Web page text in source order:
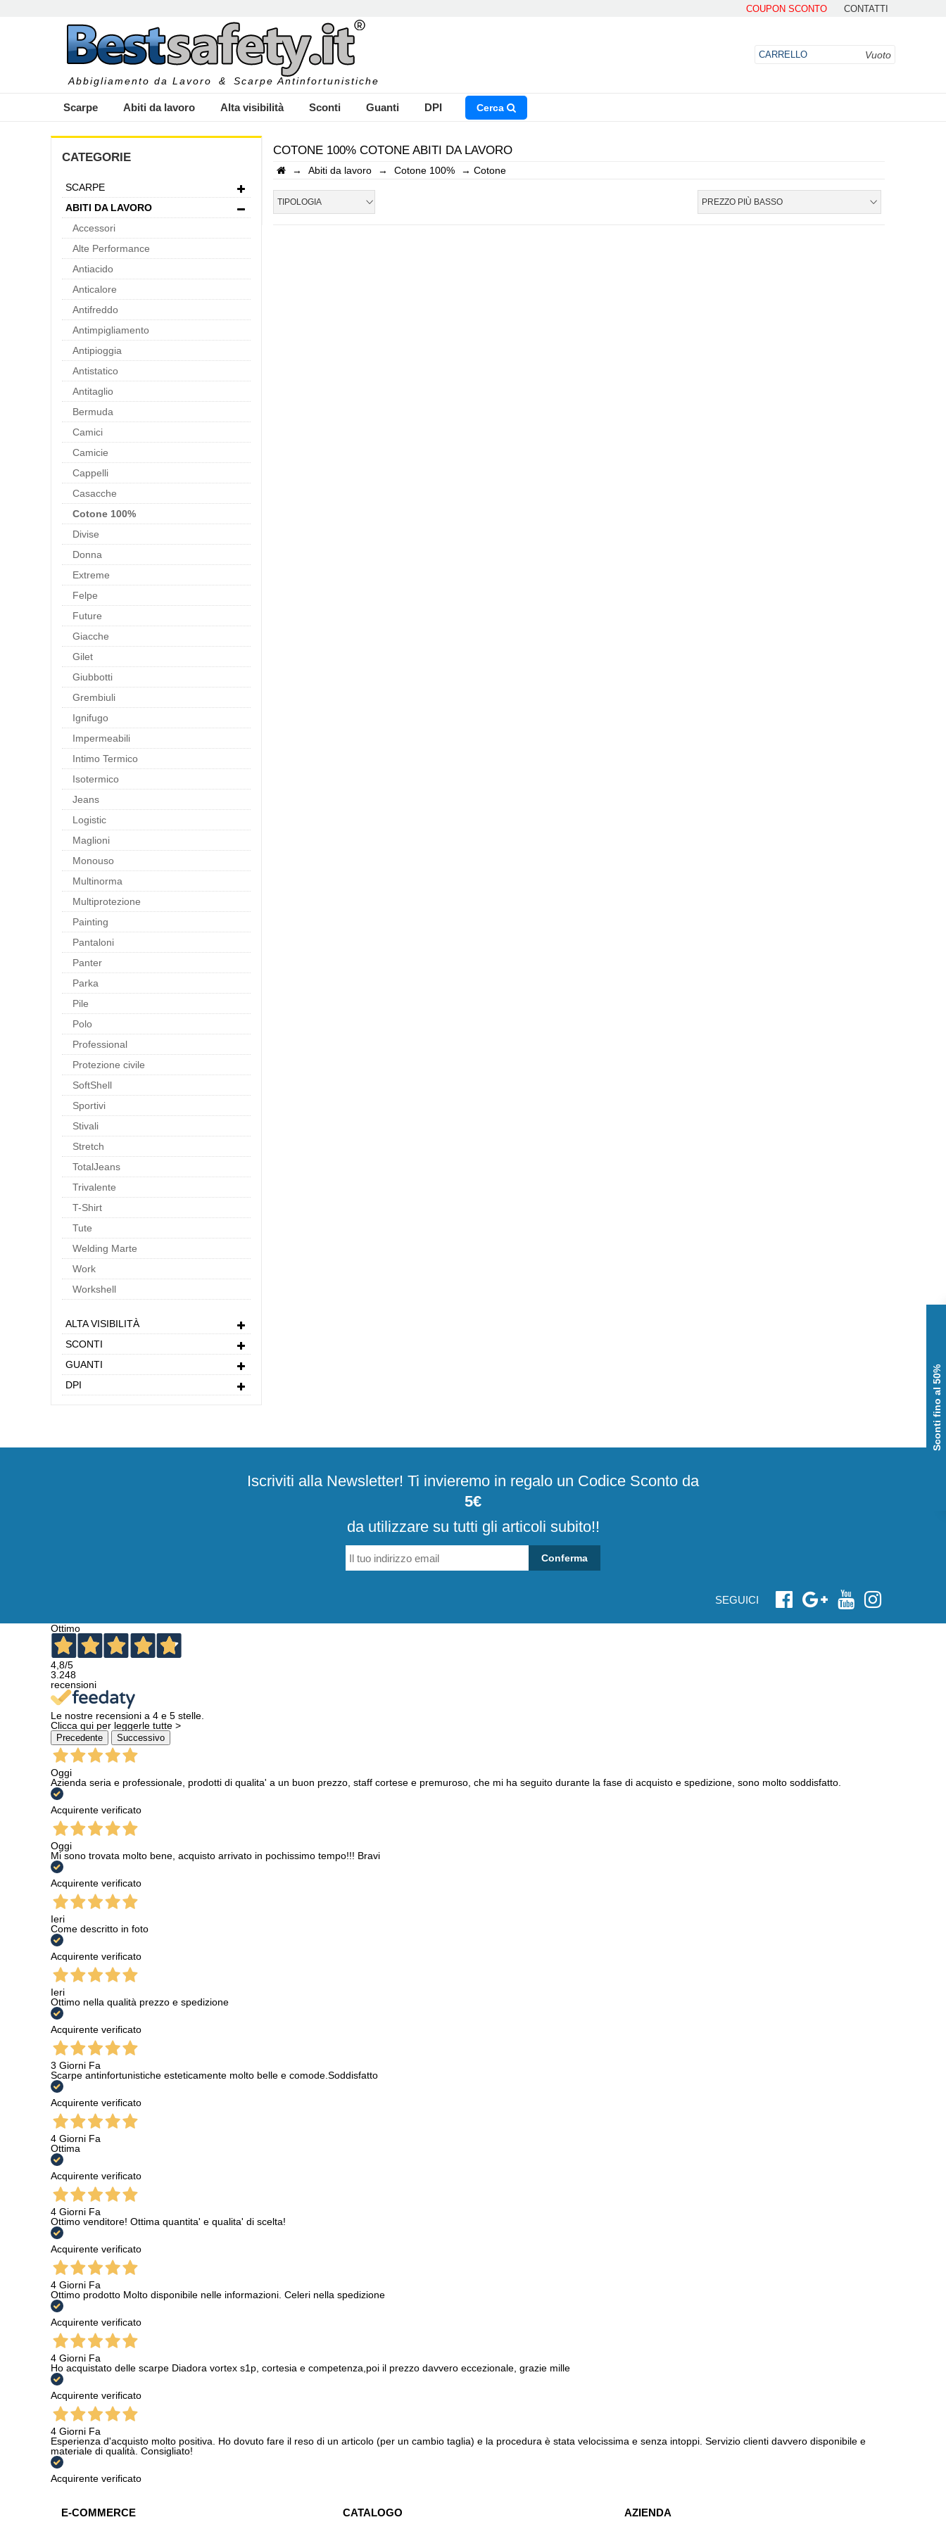
COUPON SCONTO CONTATTI
Abbigliamento da Lavoro & Scarpe Antinfortunistiche
CARRELLO Vuoto
Scarpe Abiti da lavoro Alta visibilità Sconti Guanti DPI Cerca
INSERISCI IL NOME DEL PRODOTTO CHE STAI CERCANDO
CATEGORIE
SCARPE
ABITI DA LAVORO
Accessori
Alte Performance
Antiacido
Anticalore
Antifreddo
Antimpigliamento
Antipioggia
Antistatico
Antitaglio
Bermuda
Camici
Camicie
Cappelli
Casacche
Cotone 100%
Divise
Donna
Extreme
Felpe
Future
Giacche
Gilet
Giubbotti
Grembiuli
Ignifugo
Impermeabili
Intimo Termico
Isotermico
Jeans
Logistic
Maglioni
Monouso
Multinorma
Multiprotezione
Painting
Pantaloni
Panter
Parka
Pile
Polo
Professional
Protezione civile
SoftShell
Sportivi
Stivali
Stretch
TotalJeans
Trivalente
T-Shirt
Tute
Welding Marte
Work
Workshell
ALTA VISIBILITÀ
SCONTI
GUANTI
DPI
COTONE 100% COTONE ABITI DA LAVORO
→ Abiti da lavoro → Cotone 100% → Cotone
TIPOLOGIA PREZZO PIÙ BASSO
Iscriviti alla Newsletter! Ti invieremo in regalo un Codice Sconto da
5€
da utilizzare su tutti gli articoli subito!!
Conferma
SEGUICI
Ottimo
4,8/5
3.248
recensioni
Le nostre recensioni a 4 e 5 stelle.
Clicca qui per leggerle tutte >
Precedente Successivo
Oggi
Azienda seria e professionale, prodotti di qualita' a un buon prezzo, staff cortese e premuroso, che mi ha seguito durante la fase di acquisto e spedizione, sono molto soddisfatto.
Acquirente verificato
Oggi
Mi sono trovata molto bene, acquisto arrivato in pochissimo tempo!!! Bravi
Acquirente verificato
Ieri
Come descritto in foto
Acquirente verificato
Ieri
Ottimo nella qualità prezzo e spedizione
Acquirente verificato
3 Giorni Fa
Scarpe antinfortunistiche esteticamente molto belle e comode.Soddisfatto
Acquirente verificato
4 Giorni Fa
Ottima
Acquirente verificato
4 Giorni Fa
Ottimo venditore! Ottima quantita' e qualita' di scelta!
Acquirente verificato
4 Giorni Fa
Ottimo prodotto Molto disponibile nelle informazioni. Celeri nella spedizione
Acquirente verificato
4 Giorni Fa
Ho acquistato delle scarpe Diadora vortex s1p, cortesia e competenza,poi il prezzo davvero eccezionale, grazie mille
Acquirente verificato
4 Giorni Fa
Esperienza d'acquisto molto positiva. Ho dovuto fare il reso di un articolo (per un cambio taglia) e la procedura è stata velocissima e senza intoppi. Servizio clienti davvero disponibile e
materiale di qualità. Consigliato!
Acquirente verificato
E-COMMERCE CATALOGO AZIENDA
Sconti fino al 50%